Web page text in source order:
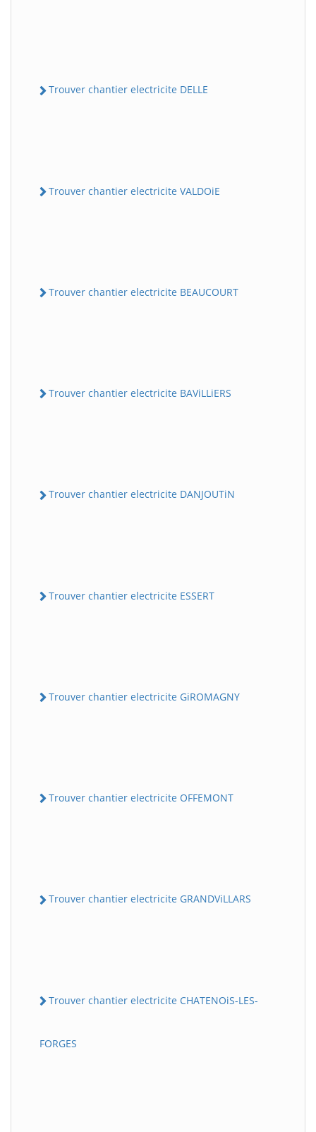
Trouver chantier electricite DELLE
Trouver chantier electricite VALDOiE
Trouver chantier electricite BEAUCOURT
Trouver chantier electricite BAViLLiERS
Trouver chantier electricite DANJOUTiN
Trouver chantier electricite ESSERT
Trouver chantier electricite GiROMAGNY
Trouver chantier electricite OFFEMONT
Trouver chantier electricite GRANDViLLARS
Trouver chantier electricite CHATENOiS-LES-
FORGES